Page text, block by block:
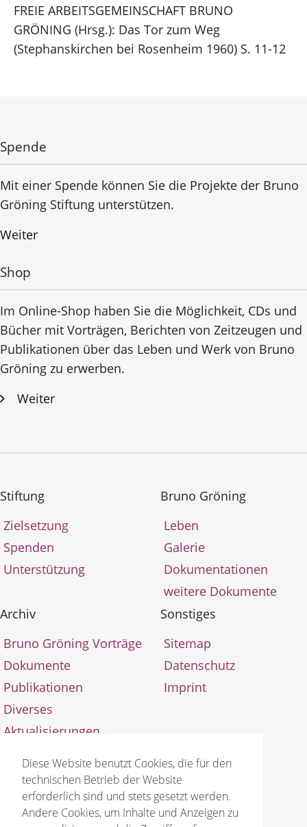
Diese Website benutzt Cookies, die für den
technischen Betrieb der Website
erforderlich sind und stets gesetzt werden.
Andere Cookies, um Inhalte und Anzeigen zu
FREIE ARBEITSGEMEINSCHAFT BRUNO
GRÖNING (Hrsg.): Das Tor zum Weg
(Stephanskirchen bei Rosenheim 1960) S. 11-12
Spende
Mit einer Spende können Sie die Projekte der Bruno
Gröning Stiftung unterstützen.
Weiter
Shop
Im Online-Shop haben Sie die Möglichkeit, CDs und
Bücher mit Vorträgen, Berichten von Zeitzeugen und
Publikationen über das Leben und Werk von Bruno
Gröning zu erwerben.
Weiter
Stiftung
Zielsetzung
Spenden
Unterstützung
Bruno Gröning
Leben
Galerie
Dokumentationen
weitere Dokumente
Archiv
Bruno Gröning Vorträge
Dokumente
Publikationen
Diverses
Aktualisierungen
Sonstiges
Sitemap
Datenschutz
Imprint